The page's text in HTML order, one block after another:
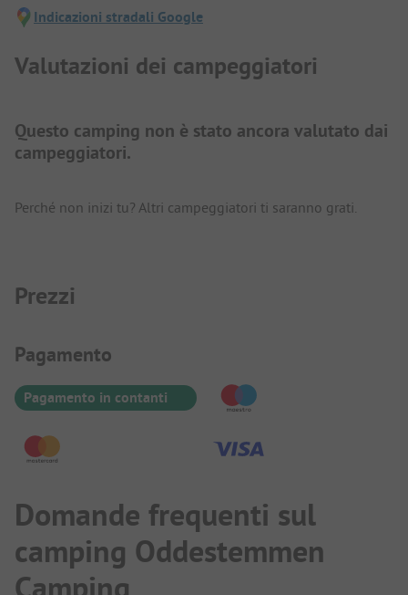
Indicazioni stradali Google
Valutazioni dei campeggiatori
Questo camping non è stato ancora valutato dai
campeggiatori.
Perché non inizi tu? Altri campeggiatori ti saranno grati.
Prezzi
Informazioni sul pagamento
Pagamento
Pagamento in contanti
Domande frequenti sul
camping Oddestemmen